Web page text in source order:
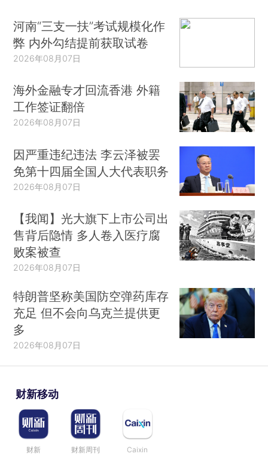
河南“三支一扶”考试规模化作
弊 内外勾结提前获取试卷
2026年08月07日
海外金融专才回流香港 外籍
工作签证翻倍
2026年08月07日
因严重违纪违法 李云泽被罢
免第十四届全国人大代表职务
2026年08月07日
【我闻】光大旗下上市公司出
售背后隐情 多人卷入医疗腐
败案被查
2026年08月07日
特朗普坚称美国防空弹药库存
充足 但不会向乌克兰提供更
多
2026年08月07日
财新移动
财新 财新周刊 Caixin